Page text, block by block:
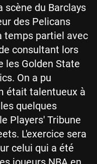
scène du Barclays
des Pelicans
temps partiel avec
consultant lors
les Golden State
On a pu
était talentueux à
quelques
Players' Tribune
L'exercice sera
celui qui a été